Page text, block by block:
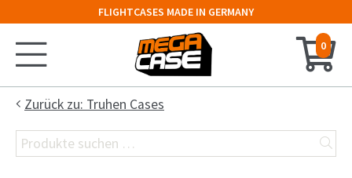
FLIGHTCASES MADE IN GERMANY
0
Startseite
Konfigurator
Zurück zu: Truhen Cases
Suchen
nach: